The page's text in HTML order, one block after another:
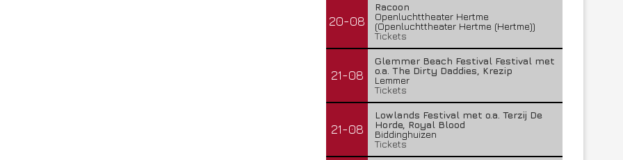
20-08
Racoon
Openluchttheater Hertme
(Openluchttheater Hertme (Hertme))
Tickets
21-08
Glemmer Beach Festival Festival met
o.a. The Dirty Daddies, Krezip
Lemmer
Tickets
21-08
Lowlands Festival met o.a. Terzij De
Horde, Royal Blood
Biddinghuizen
Tickets